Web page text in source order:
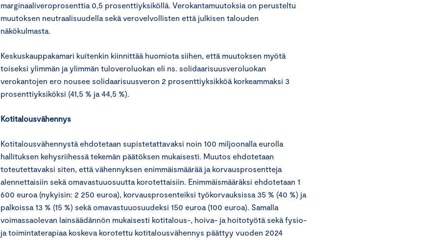
marginaaliveroprosenttia 0,5 prosenttiyksiköllä. Verokantamuutoksia on perusteltu
muutoksen neutraalisuudella sekä verovelvollisten että julkisen talouden
näkökulmasta.
Keskuskauppakamari kuitenkin kiinnittää huomiota siihen, että muutoksen myötä
toiseksi ylimmän ja ylimmän tuloveroluokan eli ns. solidaarisuusveroluokan
verokantojen ero nousee solidaarisuusveron 2 prosenttiyksikköä korkeammaksi 3
prosenttiyksiköksi (41,5 % ja 44,5 %).
Kotitalousvähennys
Kotitalousvähennystä ehdotetaan supistetattavaksi noin 100 miljoonalla eurolla
hallituksen kehysriihessä tekemän päätöksen mukaisesti. Muutos ehdotetaan
toteutettavaksi siten, että vähennyksen enimmäismäärää ja korvausprosentteja
alennettaisiin sekä omavastuuosuutta korotettaisiin. Enimmäismääräksi ehdotetaan 1
600 euroa (nykyisin: 2 250 euroa), korvausprosenteiksi työkorvauksissa 35 % (40 %) ja
palkoissa 13 % (15 %) sekä omavastuuosuudeksi 150 euroa (100 euroa). Samalla
voimassaolevan lainsäädännön mukaisesti kotitalous-, hoiva- ja hoitotyötä sekä fysio-
ja toimintaterapiaa koskeva korotettu kotitalousvähennys päättyy vuoden 2024